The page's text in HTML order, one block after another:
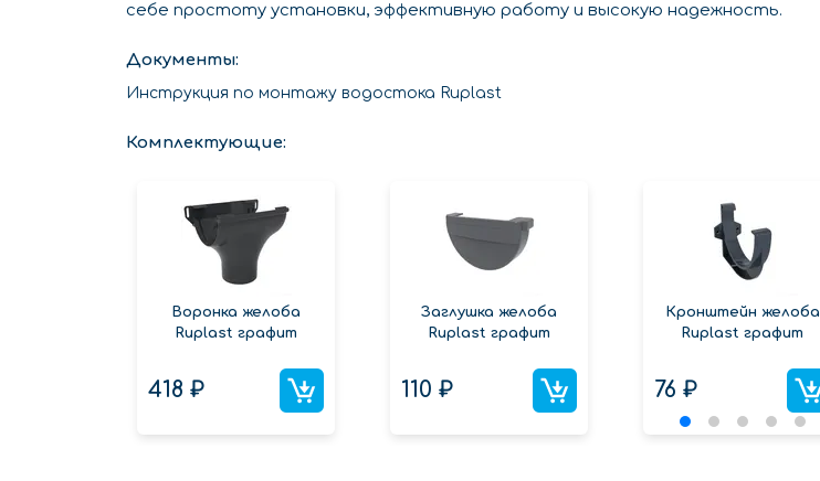
себе простоту установки, эффективную работу и высокую надежность.
Документы:
Инструкция по монтажу водостока Ruplast
Комплектующие:
Воронка желоба
Ruplast графит
418 ₽
Заглушка желоба
Ruplast графит
110 ₽
Кронштейн желоба
Ruplast графит
76 ₽